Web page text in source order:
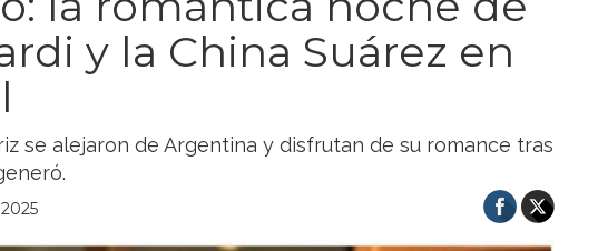
y la China Suárez en
se alejaron de Argentina y disfrutan de su romance tras